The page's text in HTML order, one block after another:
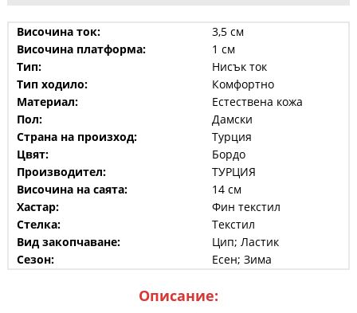
Височина ток:
3,5 см
Височина платформа:
1 см
Тип:
Нисък ток
Тип ходило:
Комфортно
Материал:
Естествена кожа
Пол:
Дамски
Страна на произход:
Турция
Цвят:
Бордо
Производител:
ТУРЦИЯ
Височина на саята:
14 см
Хастар:
Фин текстил
Стелка:
Текстил
Вид закопчаване:
Цип; Ластик
Сезон:
Есен; Зима
Описание: